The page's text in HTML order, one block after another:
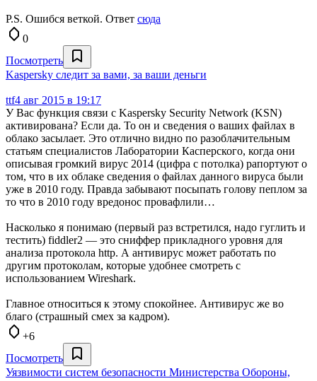
P.S. Ошибся веткой. Ответ сюда
0
Посмотреть
Kaspersky следит за вами, за ваши деньги
ttf4 авг 2015 в 19:17
У Вас функция связи с Kaspersky Security Network (KSN)
активирована? Если да. То он и сведения о ваших файлах в
облако засылает. Это отлично видно по разоблачительным
статьям специалистов Лаборатории Касперского, когда они
описывая громкий вирус 2014 (цифра с потолка) рапортуют о
том, что в их облаке сведения о файлах данного вируса были
уже в 2010 году. Правда забывают посыпать голову пеплом за
то что в 2010 году вредонос провафлили…
Насколько я понимаю (первый раз встретился, надо гуглить и
тестить) fiddler2 — это сниффер прикладного уровня для
анализа протокола http. А антивирус может работать по
другим протоколам, которые удобнее смотреть с
использованием Wireshark.
Главное относиться к этому спокойнее. Антивирус же во
благо (страшный смех за кадром).
+6
Посмотреть
Уязвимости систем безопасности Министерства Обороны,